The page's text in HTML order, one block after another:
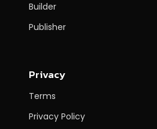
Builder
Publisher
Privacy
Terms
Privacy Policy